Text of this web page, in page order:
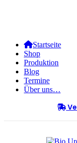
Startseite
Shop
Produktion
Blog
Termine
Über uns…